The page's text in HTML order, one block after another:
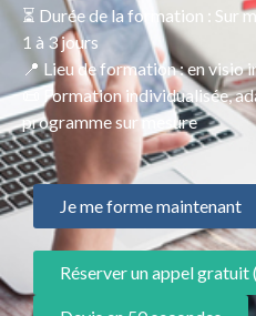
⏳ Durée de la formation : Sur
1 à 3 jours
📍 Lieu de formation : en visio
📜 Formation individualisée,
programme sur mesure
Je me forme maintenant
Réserver un appel gratuit